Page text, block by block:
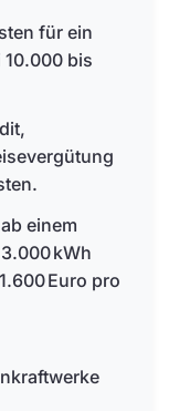
für ein
bis
einem
kWh
Euro pro